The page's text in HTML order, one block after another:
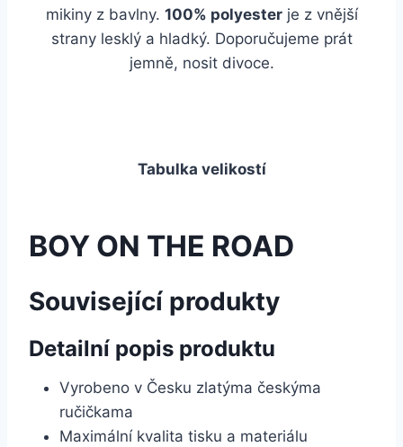
mikiny z bavlny. 100% polyesterje z vnější
strany lesklý a hladký. Doporučujeme prát
jemně, nosit divoce.
Tabulka velikostí
BOY ON THE ROAD
Související produkty
Detailní popis produktu
Vyrobeno v Česku zlatýma českýma
ručičkama
Maximální kvalita tisku a materiálu